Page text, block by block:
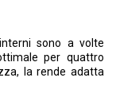
sono a volte
per quattro
la rende adatta